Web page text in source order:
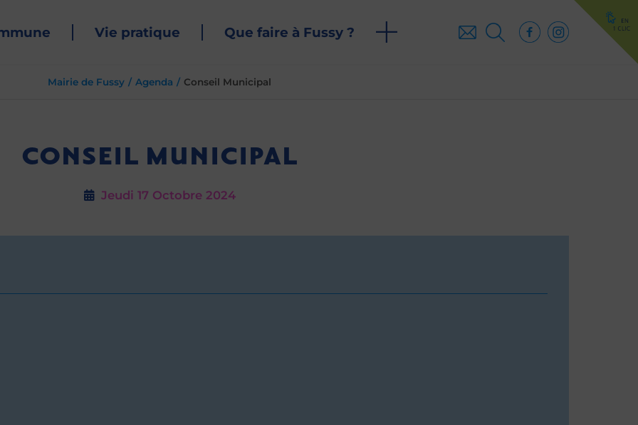
Vie pratique Que faire à Fussy ?
Mairie de Fussy Agenda Conseil Municipal
CONSEIL MUNICIPAL
Jeudi 17 Octobre 2024